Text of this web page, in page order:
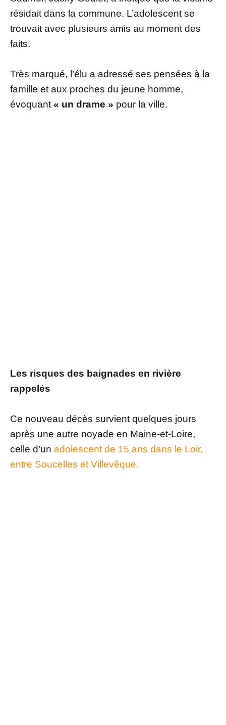
résidait dans la commune. L’adolescent se
trouvait avec plusieurs amis au moment des
faits.
Très marqué, l’élu a adressé ses pensées à la
famille et aux proches du jeune homme,
évoquant« un drame » pour la ville.
Les risques des baignades en rivière
rappelés
Ce nouveau décès survient quelques jours
après une autre noyade en Maine-et-Loire,
celle d’un adolescent de 15 ans dans le Loir,
entre Soucelles et Villevêque.